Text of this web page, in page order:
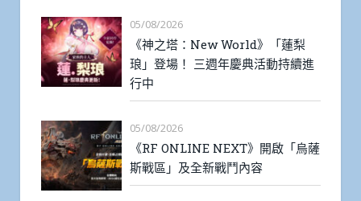
05/08/2026
《神之塔：New World》「蓮梨
琅」登場！ 三週年慶典活動持續進
行中
05/08/2026
《RF ONLINE NEXT》開啟「烏薩
斯戰區」及全新戰鬥內容